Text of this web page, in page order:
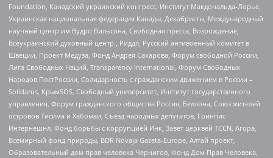
Foundation, Канадский украинский конгресс, Институт Макдональда-Лорье,
Украинская национальная федерация Канады, Декабристы, Международный
научный центр им Вудро Вильсона, Свободная пресса, Возрождение,
Всеукраинский духовный центр , Риддл, Русский антивоенный комитет в
Швеции, Проект Медуза, Фонд Андрея Сахарова, Форум свободной России,
Лига Свободных Наций, Transparеncy International, Форум Свободных
Народов ПостРоссии, Солидарность с гражданским движением в России –
Solidarus, КрымSOS, Свободный университет, Институт государственного
управления, Форум гражданского общества Россия, Беллона, Союз жителей
островов Тисима и Хабомаи, Съезд народных депутатов, Гринпис
Интернешнл, Фонд борьбы с коррупцией Инк, Завет церквей TCCN, Агора,
Всемирный фонд природы, BDR Novaja Gazeta-Europe, Алтай проект,
Образовательный дом прав человека Чернигов, Фонд Дом Прав Человека,